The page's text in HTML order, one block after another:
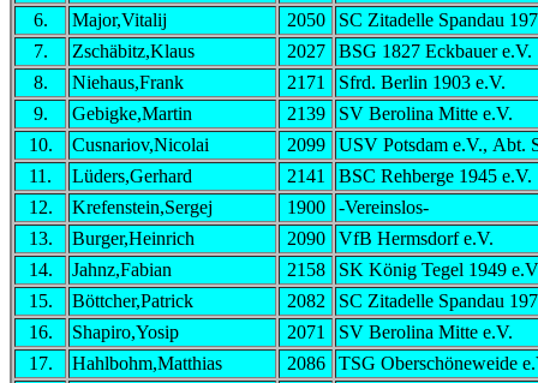
6.
Major,Vitalij 2050
SC Zitadelle Spandau
7.
Zschäbitz,Klaus 2027
BSG 1827 Eckbauer e.V.
8.
Niehaus,Frank 2171
Sfrd. Berlin 1903 e.V.
9.
Gebigke,Martin 2139
SV Berolina Mitte e.V.
10.
Cusnariov,Nicolai 2099
USV Potsdam e.V., Abt.
11.
Lüders,Gerhard 2141
BSC Rehberge 1945 e.V.
12.
Krefenstein,Sergej 1900
-Vereinslos-
13.
Burger,Heinrich 2090
VfB Hermsdorf e.V.
14.
Jahnz,Fabian 2158
SK König Tegel 1949
15.
Böttcher,Patrick 2082
SC Zitadelle Spandau
16.
Shapiro,Yosip 2071
SV Berolina Mitte e.V.
17.
Hahlbohm,Matthias 2086
TSG Oberschöneweide